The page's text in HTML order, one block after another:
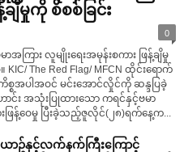
ျိမှုကို စိစစ်ခြင်း
0
ကြား လူမျိုးရေးအမုန်းစကား ဖြန့်ချိမှု
The Red Flag/ MFCN ထိုင်းရောက်
စအပါအဝင် မင်းအောင်လှိုင်ကို ဆန္ဒပြခဲ့
င်း အသုံးပြုထားသော ကရင်နှင့်ဗမာ
းဖြန့်ဝေမှု ပြီးခဲ့သည့်ဇူလိုင်(၂၈)ရက်နေ့က...
ာဥ်နှင့်လက်နက်ကြီးကြောင့်